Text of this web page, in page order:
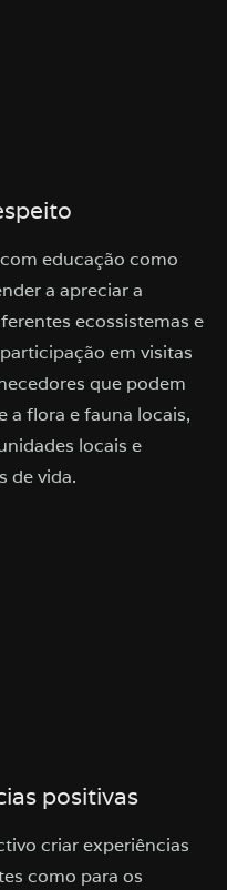
educação como
a apreciar a
ecossistemas e
em visitas
que podem
a flora e fauna locais,
locais e
de vida.
positivas
criar experiências
como para os